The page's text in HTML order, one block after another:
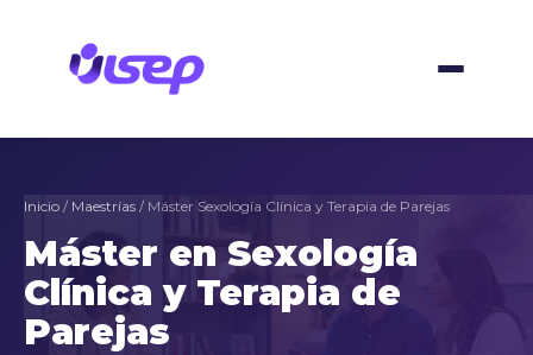
contenido
Inicio / Maestrías / Máster Sexología Clínica y Terapia de Parejas
Máster en Sexología
Clínica y Terapia de
Parejas